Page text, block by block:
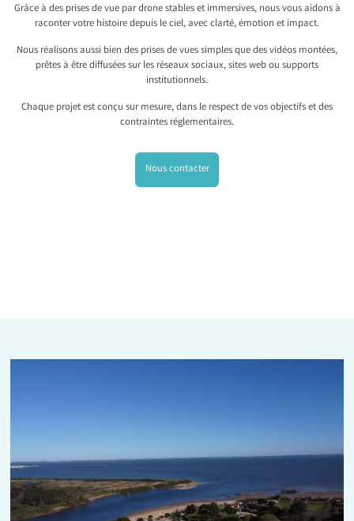
Grâce à des prises de vue par drone stables et immersives, nous vous aidons à
raconter votre histoire depuis le ciel, avec clarté, émotion et impact.
Nous réalisons aussi bien des prises de vues simples que des vidéos montées,
prêtes à être diffusées sur les réseaux sociaux, sites web ou supports
institutionnels.
Chaque projet est conçu sur mesure, dans le respect de vos objectifs et des
contraintes réglementaires.
Nous contacter